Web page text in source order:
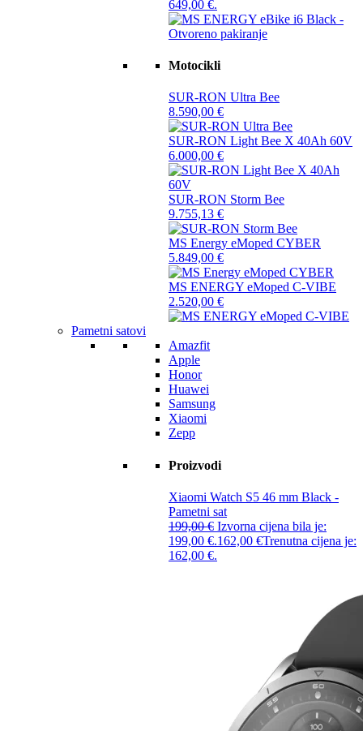
649,00 €.
Motocikli
SUR-RON Ultra Bee
8.590,00 €
SUR-RON Light Bee X 40Ah 60V
6.000,00 €
SUR-RON Storm Bee
9.755,13 €
MS Energy eMoped CYBER
5.849,00 €
MS ENERGY eMoped C-VIBE
2.520,00 €
Pametni satovi
Amazfit
Apple
Honor
Huawei
Samsung
Xiaomi
Zepp
Proizvodi
Xiaomi Watch S5 46 mm Black -
Pametni sat
199,00€ Izvorna cijena bila je:
199,00 €.162,00 €Trenutna cijena je:
162,00 €.